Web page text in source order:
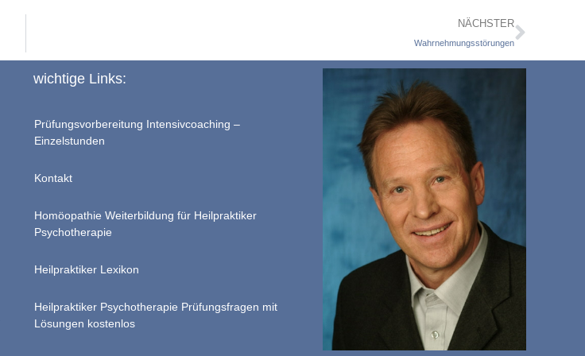
NÄCHSTER
Wahrnehmungsstörungen
wichtige Links:
Prüfungsvorbereitung Intensivcoaching –
Einzelstunden
Kontakt
Homöopathie Weiterbildung für Heilpraktiker
Psychotherapie
Heilpraktiker Lexikon
Heilpraktiker Psychotherapie Prüfungsfragen mit
Lösungen kostenlos